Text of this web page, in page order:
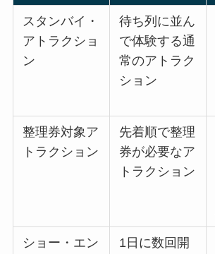
スタンバイ・
アトラクショ
ン
待ち列に並ん
で体験する通
常のアトラク
ション
整理券対象ア
トラクション
先着順で整理
券が必要なア
トラクション
ショー・エン
1日に数回開